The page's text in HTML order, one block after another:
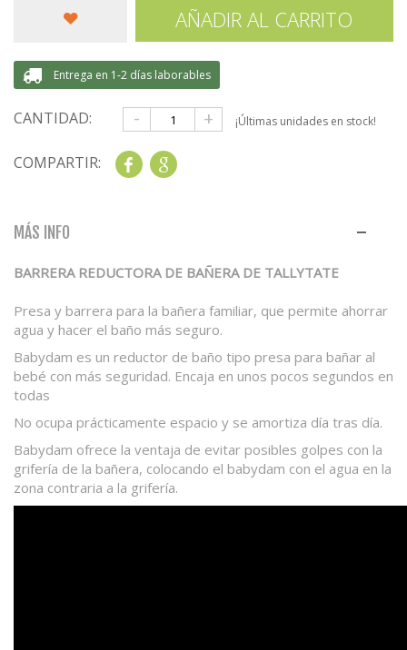
AÑADIR AL CARRITO
Entrega en 1-2 días laborables
CANTIDAD: - + ¡Últimas unidades en stock!
COMPARTIR: Share
MÁS INFO
BARRERA REDUCTORA DE BAÑERA DE TALLYTATE
Presa y barrera para la bañera familiar, que permite ahorrar
agua y hacer el baño más seguro.
Babydam es un reductor de baño tipo presa para bañar al
bebé con más seguridad. Encaja en unos pocos segundos en
todas
No ocupa prácticamente espacio y se amortiza día tras día.
Babydam ofrece la ventaja de evitar posibles golpes con la
grifería de la bañera, colocando el babydam con el agua en la
zona contraria a la grifería.